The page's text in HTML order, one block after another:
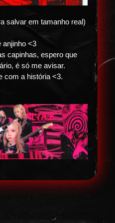
salvar em tamanho real)
anjinho <3
capinhas, espero que
é só me avisar.
com a história <3.